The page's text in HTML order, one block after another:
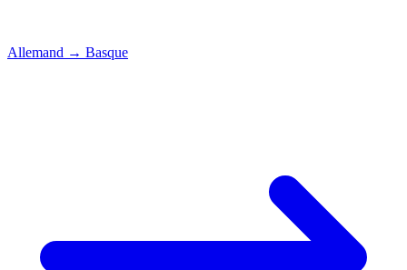
Allemand → Basque